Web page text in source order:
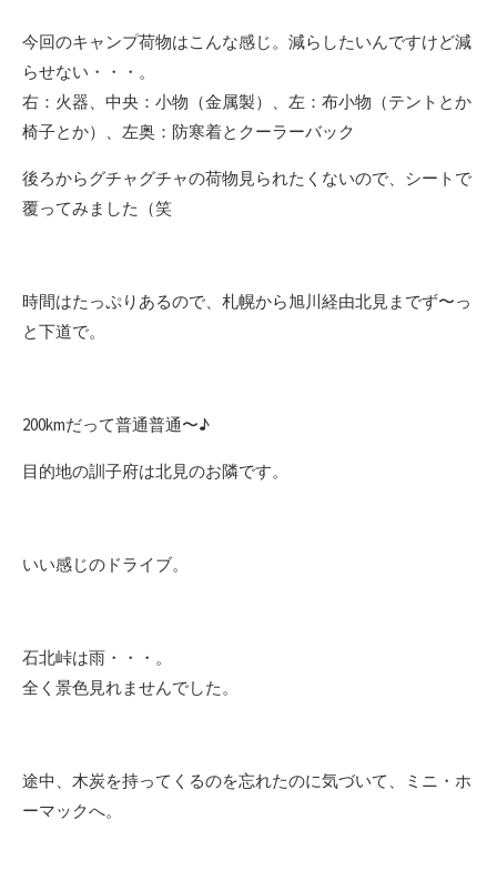
今回のキャンプ荷物はこんな感じ。減らしたいんですけど減
らせない・・・。
右：火器、中央：小物（金属製）、左：布小物（テントとか
椅子とか）、左奥：防寒着とクーラーバック
後ろからグチャグチャの荷物見られたくないので、シートで
覆ってみました（笑
時間はたっぷりあるので、札幌から旭川経由北見までず〜っ
と下道で。
200kmだって普通普通〜♪
目的地の訓子府は北見のお隣です。
いい感じのドライブ。
石北峠は雨・・・。
全く景色見れませんでした。
途中、木炭を持ってくるのを忘れたのに気づいて、ミニ・ホ
ーマックへ。